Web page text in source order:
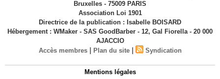
Directrice de la publication : Isabelle BOISARD
Hébergement : WMaker - SAS GoodBarber - 12, Gal Fiorella - 20 000
AJACCIO
Accès membres |Plan du site | Syndication
Mentions légales
Politique de confidentialité du site